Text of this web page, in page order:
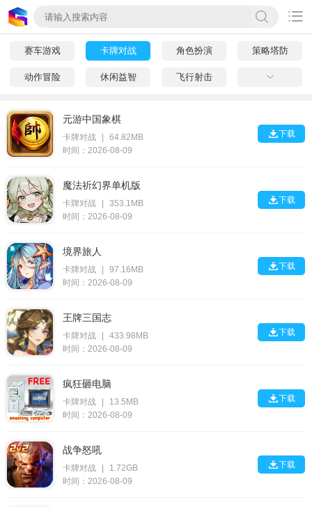

赛车游戏 卡牌对战 角色扮演 策略塔防
动作冒险 休闲益智 飞行射击 
元游中国象棋
卡牌对战
64.82MB
时间：2026-08-09
下载
魔法祈幻界单机版
卡牌对战
353.1MB
时间：2026-08-09
下载
境界旅人
卡牌对战
97.16MB
时间：2026-08-09
下载
王牌三国志
卡牌对战
433.98MB
时间：2026-08-09
下载
疯狂砸电脑
卡牌对战
13.5MB
时间：2026-08-09
下载
战争怒吼
卡牌对战
1.72GB
时间：2026-08-09
下载